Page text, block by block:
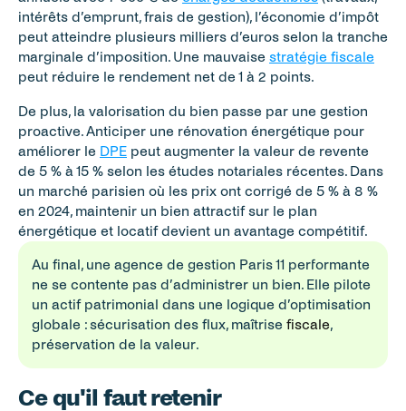
intérêts d’emprunt, frais de gestion), l’économie d’impôt
peut atteindre plusieurs milliers d’euros selon la tranche
marginale d’imposition. Une mauvaise stratégie fiscale
peut réduire le rendement net de 1 à 2 points.
De plus, la valorisation du bien passe par une gestion
proactive. Anticiper une rénovation énergétique pour
améliorer le DPE peut augmenter la valeur de revente
de 5 % à 15 % selon les études notariales récentes. Dans
un marché parisien où les prix ont corrigé de 5 % à 8 %
en 2024, maintenir un bien attractif sur le plan
énergétique et locatif devient un avantage compétitif.
Au final, une agence de gestion Paris 11 performante
ne se contente pas d’administrer un bien. Elle pilote
un actif patrimonial dans une logique d’optimisation
globale : sécurisation des flux, maîtrise fiscale,
préservation de la valeur.
Ce qu'il faut retenir